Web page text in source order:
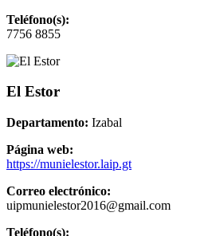
Teléfono(s):
7756 8855
El Estor
Departamento: Izabal
Página web:
https://munielestor.laip.gt
Correo electrónico:
uipmunielestor2016@gmail.com
Teléfono(s):